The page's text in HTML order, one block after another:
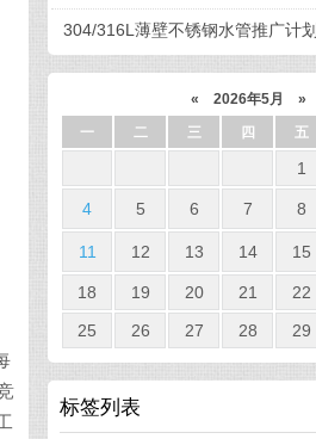
的影响
304/316L薄壁不锈钢水管推广计划
« 2026年5月 »
一 二 三 四 五
1
4 5 6 7 8
11 12 13 14 15
18 19 20 21 22
25
26 27 28 29
标签列表